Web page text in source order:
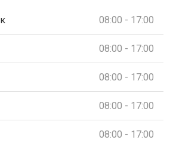
08:00 - 17:00
08:00 - 17:00
08:00 - 17:00
08:00 - 17:00
08:00 - 17:00